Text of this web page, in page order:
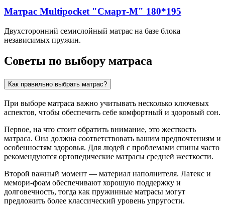
Матрас Multipocket "Смарт-M" 180*195
Двухсторонний семислойный матрас на базе блока
независимых пружин.
Советы по выбору матраса
Как правильно выбрать матрас?
При выборе матраса важно учитывать несколько ключевых
аспектов, чтобы обеспечить себе комфортный и здоровый сон.
Первое, на что стоит обратить внимание, это жесткость
матраса. Она должна соответствовать вашим предпочтениям и
особенностям здоровья. Для людей с проблемами спины часто
рекомендуются ортопедические матрасы средней жесткости.
Второй важный момент — материал наполнителя. Латекс и
мемори-фоам обеспечивают хорошую поддержку и
долговечность, тогда как пружинные матрасы могут
предложить более классический уровень упругости.